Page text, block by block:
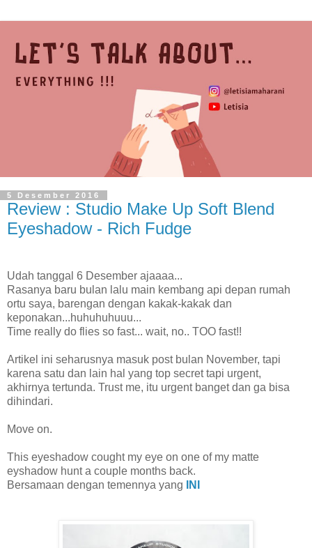
5 Desember 2016
Review : Studio Make Up Soft Blend
Eyeshadow - Rich Fudge
Udah tanggal 6 Desember ajaaaa...
Rasanya baru bulan lalu main kembang api depan rumah
ortu saya, barengan dengan kakak-kakak dan
keponakan...huhuhuhuuu...
Time really do flies so fast... wait, no.. TOO fast!!
Artikel ini seharusnya masuk post bulan November, tapi
karena satu dan lain hal yang top secret tapi urgent,
akhirnya tertunda. Trust me, itu urgent banget dan ga bisa
dihindari.
Move on.
This eyeshadow cought my eye on one of my matte
eyshadow hunt a couple months back.
Bersamaan dengan temennya yang
INI